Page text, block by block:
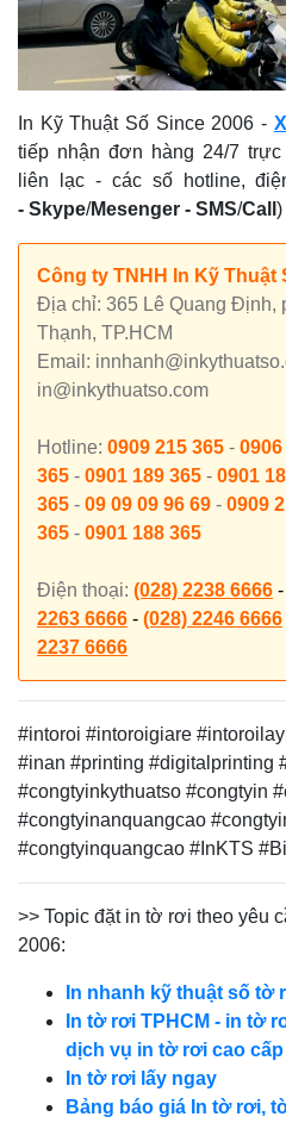
In Kỹ Thuật Số Since 2006 -
tiếp nhận đơn hàng 24/7
liên lạc - các số hotline,
- Skype/Mesenger - SMS/Call )
Công ty TNHH In Kỹ Thuật
Địa chỉ: 365 Lê Quang Định,
Thạnh, TP.HCM
Email:
in@inkythuatso.com
Hotline: 0909 215 365 - 0906
365 - 0901 189 365 - 0901
365 - 09 09 09 96 69 - 0909
365 - 0901 188 365
Điện thoại: (028) 2238 6666 -
2263 6666 - (028) 2246 6666
2237 6666
#intoroi #intoroigiare
#inan #printing #digitalprinting
#congtyinkythuatso #congtyin
#congtyinanquangcao
#congtyinquangcao #InKTS
>> Topic đặt in tờ rơi theo yêu
2006:
In nhanh kỹ thuật số tờ
In tờ rơi TPHCM - in tờ
dịch vụ in tờ rơi cao cấp
In tờ rơi lấy ngay
Bảng báo giá In tờ rơi,